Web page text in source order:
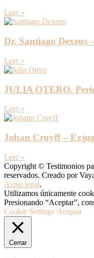
Leer »
Dr. Santiago Dexeus
Leer »
JULIA OTERO.
Leer »
Johan Cruyff –
Leer »
Copyright © Testimonios
reservados. Creado por
Aviso legal.
Utilizamos únicamente
Presionando “Aceptar",
Cookie Settings Aceptar
Cerrar